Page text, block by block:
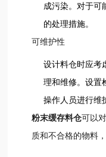
成污染。对于可
的处理措施。
可维护性
设计料仓时应考
理和维修。设置
操作人员进行维
粉末缓存料仓可以
质和不合格的物料